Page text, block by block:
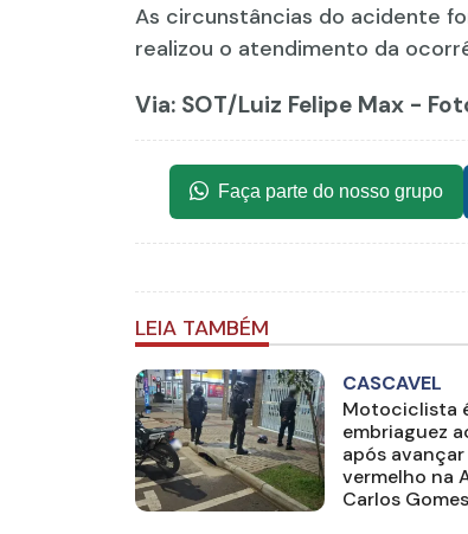
As circunstâncias do acidente
realizou o atendimento da
Via: SOT/Luiz Felipe Max -
Faça parte do nosso grupo
LEIA TAMBÉM
CASCAVEL
Motociclista
embriaguez
após avançar
vermelho na
Carlos Gomes